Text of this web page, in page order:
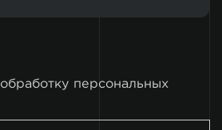
обработку персональных